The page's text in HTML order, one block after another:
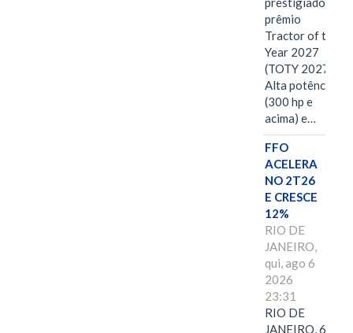
prêmio
Tractor of the
Year 2027
(TOTY 2027:
Alta potência
(300 hp e
acima) e…
FFO
ACELERA
NO 2T26
E CRESCE
12%
RIO DE
JANEIRO,
qui, ago 6
2026
23:31
RIO DE
JANEIRO, 6 de